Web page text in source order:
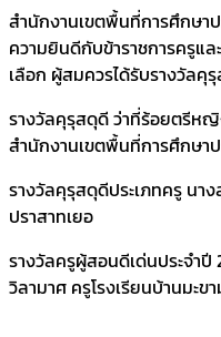
สำนักงานเขตพื้นที่การศึกษา
ความยินดีกับข้าราชการครูแ
เลือก ผู้สมควรได้รับรางวัลคุ
รางวัลคุรุสดุดี ว่าที่ร้อยตรีห
สำนักงานเขตพื้นที่การศึกษา
รางวัลคุรุสดุดีประเภทครู นา
ปราสาทเยอ
รางวัลครูผู้สอนดีเด่นประจำปี
วิลามาศ ครูโรงเรียนบ้านมะข